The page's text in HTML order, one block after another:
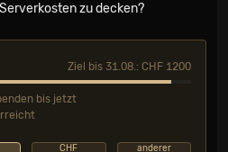
zu decken?
Ziel bis 31.08.: CHF 1200
bis jetzt
CHF
anderer